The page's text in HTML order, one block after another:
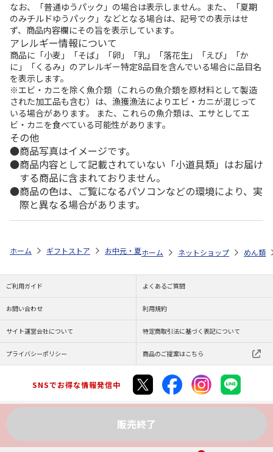
なお、「普通ゆうパック」の場合は表示しません。また、「夏期
のみチルドゆうパック」などとなる場合は、記号での表示はせ
ず、商品内容欄にその旨を表示しています。
アレルギー情報について
商品に「小麦」「そば」「卵」「乳」「落花生」「えび」「か
に」「くるみ」のアレルギー特定8品目を含んでいる場合に品目名
を表示します。
※エビ・カニを除く魚介類（これらの魚介類を原材料として製造
された加工品も含む）は、漁獲漁法によりエビ・カニが混じって
いる場合があります。 また、これらの魚介類は、エサとしてエ
ビ・カニを食べている可能性があります。
その他
商品写真はイメージです。
商品内容として記載されていない「小道具類」はお届け
する商品に含まれておりません。
商品の色は、ご覧になるパソコンなどの環境により、実
際と異なる場合があります。
販売終了
ホーム ギフトストア お中元・夏ギフト特集 2026 ゆうゆうギフト
ホーム ネットショップ めん類
ご利用ガイド よくあるご質問
お問い合わせ 利用規約
サイト運営会社について 特定商取引法に基づく表記について
プライバシーポリシー 商品のご提案はこちら
SNSでお得な情報発信中